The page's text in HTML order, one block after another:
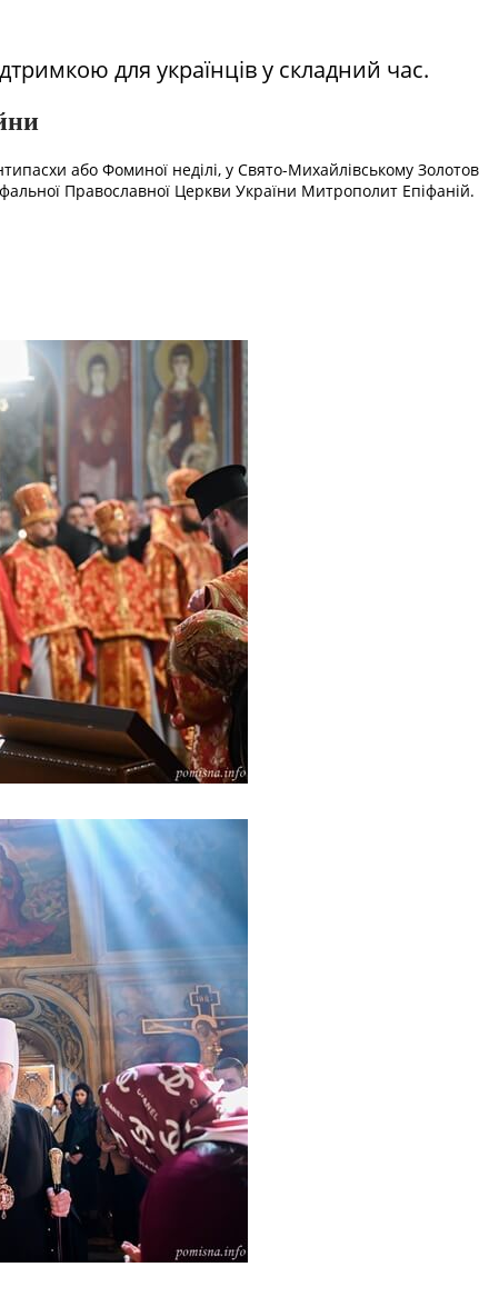
для українців у складний час.
або Фоминої неділі, у Свято-Михайлівському
Православної Церкви України Митрополит Епіфаній.